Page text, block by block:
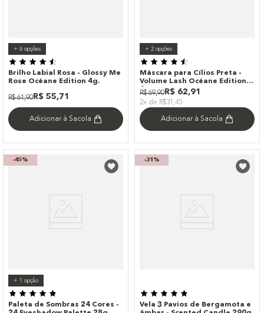
+ 6opções
Brilho Labial Rosa - Glossy Me
Rose Océane Edition 4g.
R$ 61,90R$ 55,71
Adicionar à Sacola
+ 2opções
Máscara para Cílios Preta -
Volume Lash Océane Edition
6g
R$ 69,90R$ 62,91
2x de R$31,45
Adicionar à Sacola
-45%
+ 1 opção
Paleta de Sombras 24 Cores -
-31%
Vela 3 Pavios de Bergamota e